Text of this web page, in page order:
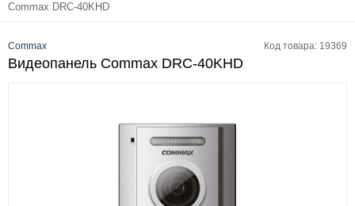
Commax DRC-40KHD
Commax Код товара: 19369
Видеопанель Commax DRC-40KHD